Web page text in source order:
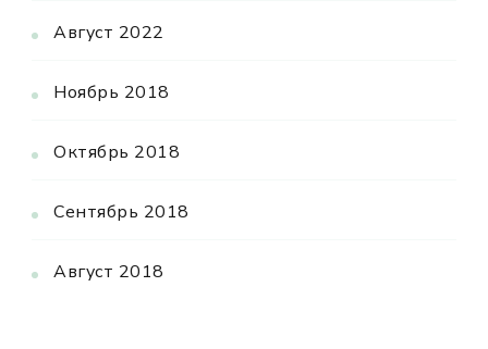
Август 2022
Ноябрь 2018
Октябрь 2018
Сентябрь 2018
Август 2018